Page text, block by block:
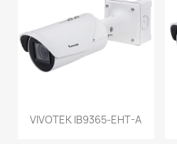
VIVOTEK IB9365-EHT-A